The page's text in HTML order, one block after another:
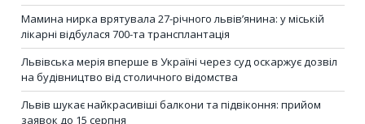
Мамина нирка врятувала 27-річного львів’янина: у міській
лікарні відбулася 700-та трансплантація
Львівська мерія вперше в Україні через суд оскаржує дозвіл
на будівництво від столичного відомства
Львів шукає найкрасивіші балкони та підвіконня: прийом
заявок до 15 серпня